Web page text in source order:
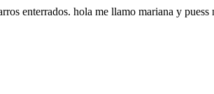
enterrados. hola me llamo mariana y